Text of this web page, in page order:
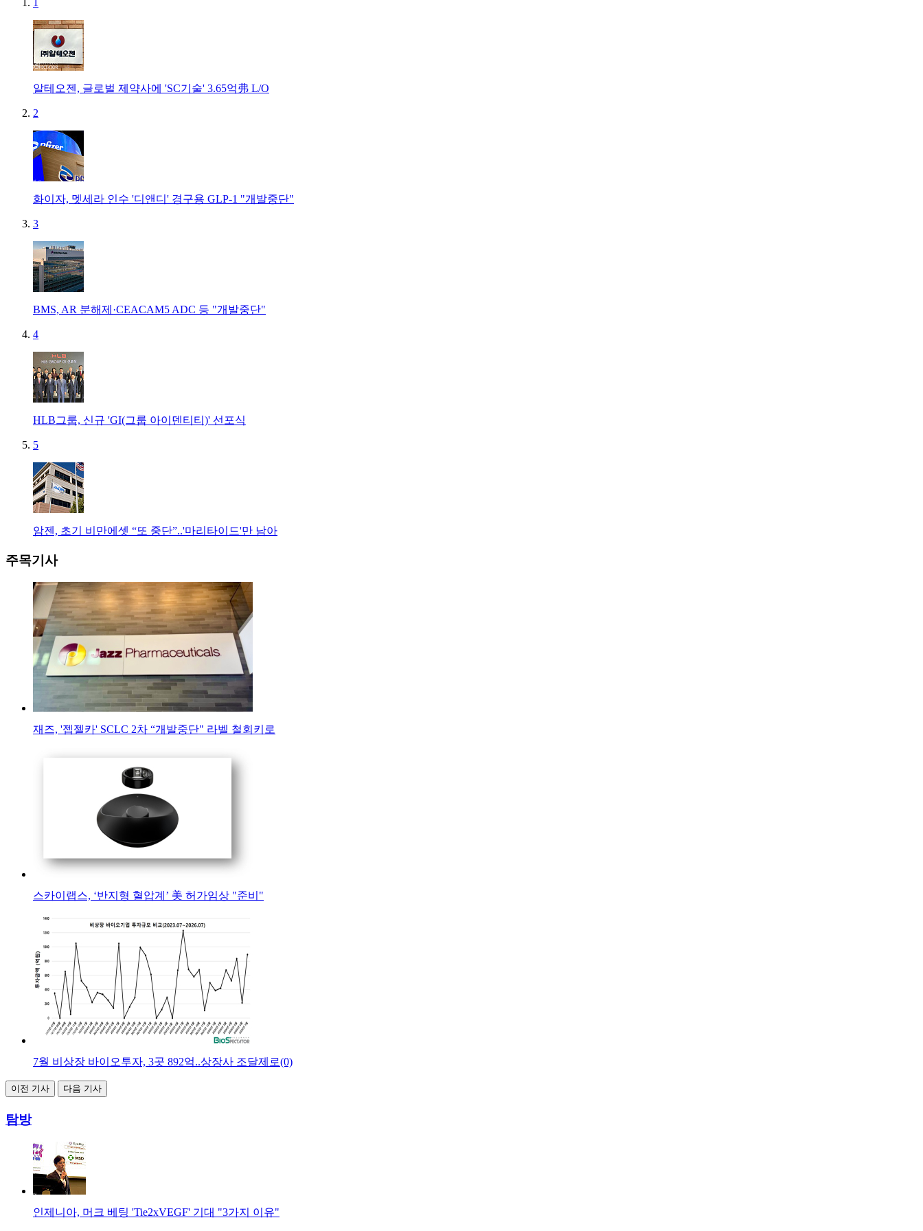
1
알테오젠, 글로벌 제약사에 'SC기술' 3.65억弗 L/O
2
화이자, 멧세라 인수 '디앤디' 경구용 GLP-1 "개발중단"
3
BMS, AR 분해제·CEACAM5 ADC 등 "개발중단"
4
HLB그룹, 신규 'GI(그룹 아이덴티티)' 선포식
5
암젠, 초기 비만에셋 “또 중단”..'마리타이드'만 남아
주목기사
재즈, '젭젤카' SCLC 2차 “개발중단" 라벨 철회키로
스카이랩스, ‘반지형 혈압계’ 美 허가임상 "준비"
7월 비상장 바이오투자, 3곳 892억..상장사 조달제로(0)
이전 기사 다음 기사
탐방
인제니아, 머크 베팅 'Tie2xVEGF' 기대 "3가지 이유"